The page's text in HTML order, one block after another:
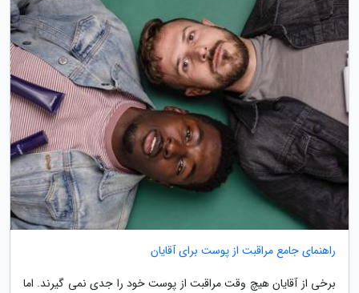
راهنمای جامع مراقبت از پوست برای آقایان
برخی از آقایان هیچ وقت مراقبت از پوست خود را جدی نمی گیرند. اما